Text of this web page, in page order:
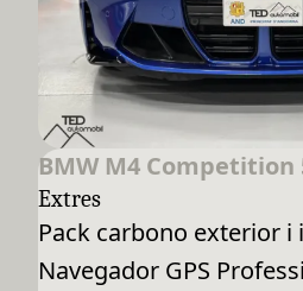
BMW M4 Competition
Extres
Pack carbono exterior i
Navegador GPS